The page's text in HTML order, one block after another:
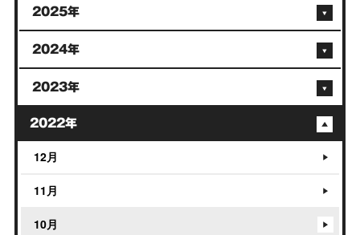
2025年
2024年
2023年
2022年
12月
11月
10月